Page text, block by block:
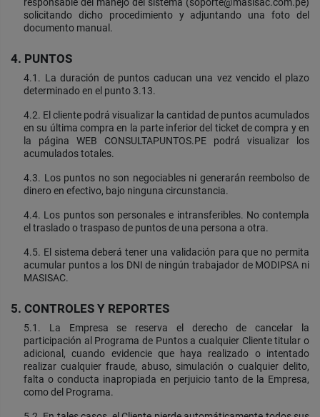
solicitando dicho procedimiento y adjuntando una foto del
documento manual.
4. PUNTOS
4.1. La duración de puntos caducan una vez vencido el plazo
determinado en el punto 3.13.
4.2. El cliente podrá visualizar la cantidad de puntos acumulados
en su última compra en la parte inferior del ticket de compra y en
la página WEB CONSULTAPUNTOS.PE podrá visualizar los
acumulados totales.
4.3. Los puntos no son negociables ni generarán reembolso de
dinero en efectivo, bajo ninguna circunstancia.
4.4. Los puntos son personales e intransferibles. No contempla
el traslado o traspaso de puntos de una persona a otra.
4.5. El sistema deberá tener una validación para que no permita
acumular puntos a los DNI de ningún trabajador de MODIPSA ni
MASISAC.
5. CONTROLES Y REPORTES
5.1. La Empresa se reserva el derecho de cancelar la
participación al Programa de Puntos a cualquier Cliente titular o
adicional, cuando evidencie que haya realizado o intentado
realizar cualquier fraude, abuso, simulación o cualquier delito,
falta o conducta inapropiada en perjuicio tanto de la Empresa,
como del Programa.